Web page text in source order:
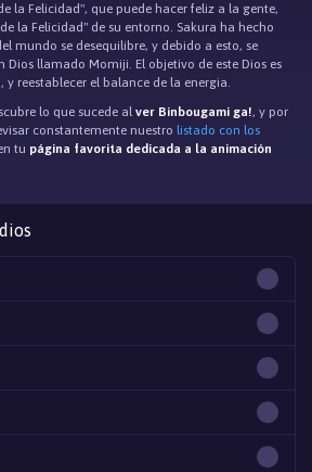
la Felicidad", que puede hacer feliz a la gente,
la Felicidad" de su entorno. Sakura ha hecho
mundo se desequilibre, y debido a esto, se
Dios llamado Momiji. El objetivo de este Dios es
y reestablecer el balance de la energia.
lo que sucede alver Binbougami ga!, y por
constantemente nuestro listado con los
tu página favorita dedicada a la animación